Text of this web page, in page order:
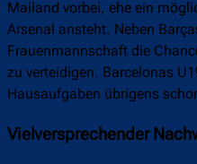
Mailand vorbei, ehe ein
Arsenal ansteht. Neben
Frauenmannschaft die
zu verteidigen. Barcelonas
Hausaufgaben übrigens
Vielversprechender